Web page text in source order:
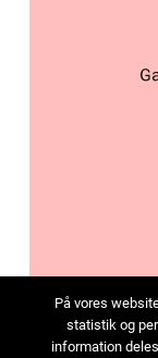
På vores
statistik og
information